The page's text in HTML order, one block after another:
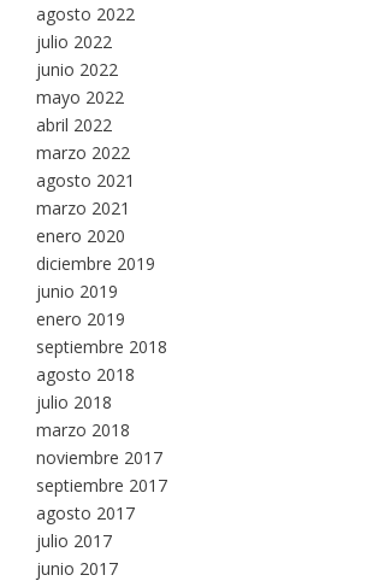
agosto 2022
julio 2022
junio 2022
mayo 2022
abril 2022
marzo 2022
agosto 2021
marzo 2021
enero 2020
diciembre 2019
junio 2019
enero 2019
septiembre 2018
agosto 2018
julio 2018
marzo 2018
noviembre 2017
septiembre 2017
agosto 2017
julio 2017
junio 2017